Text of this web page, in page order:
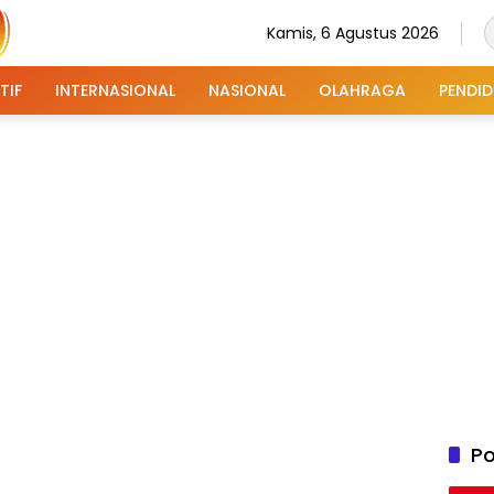
Kamis, 6 Agustus 2026
INTERNASIONAL NASIONAL OLAHRAGA